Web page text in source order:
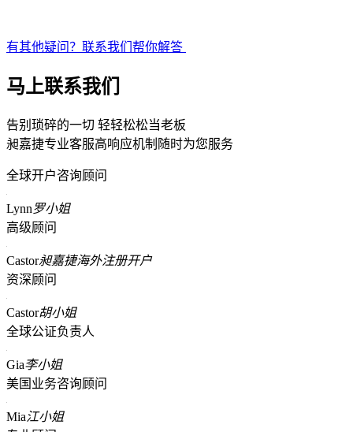
有其他疑问？联系我们帮你解答
马上联系我们
告别琐碎的一切 轻轻松松当老板
昶嘉捷专业客服高响应机制随时为您服务
全球开户咨询顾问
Lynn罗小姐
高级顾问
Castor昶嘉捷海外注册开户
资深顾问
Castor胡小姐
全球公证负责人
Gia李小姐
美国业务咨询顾问
Mia江小姐